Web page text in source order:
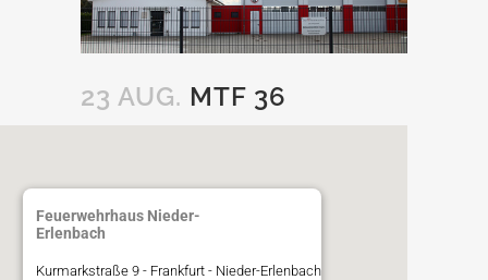
23 AUG. MTF 36
Feuerwehrhaus Nieder-
Erlenbach
Kurmarkstraße 9 - Frankfurt - Nieder-Erlenbach